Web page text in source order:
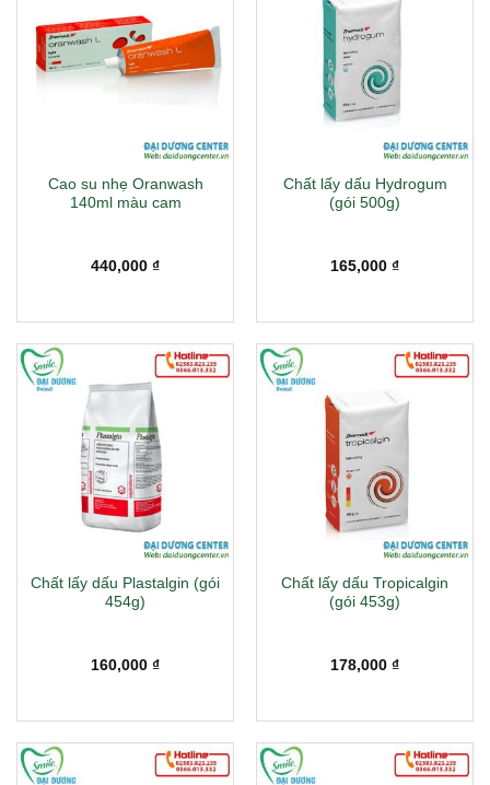
Cao su nhẹ Oranwash
140ml màu cam
440,000 ₫
Chất lấy dấu Hydrogum
(gói 500g)
165,000 ₫
Chất lấy dấu Plastalgin (gói
454g)
160,000 ₫
Chất lấy dấu Tropicalgin
(gói 453g)
178,000 ₫